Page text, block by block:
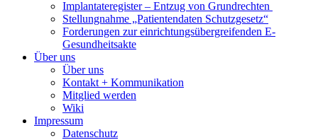
Implantateregister – Entzug von Grundrechten
Stellungnahme „Patientendaten Schutzgesetz“
Forderungen zur einrichtungsübergreifenden E-
Gesundheitsakte
Über uns
Über uns
Kontakt + Kommunikation
Mitglied werden
Wiki
Impressum
Datenschutz